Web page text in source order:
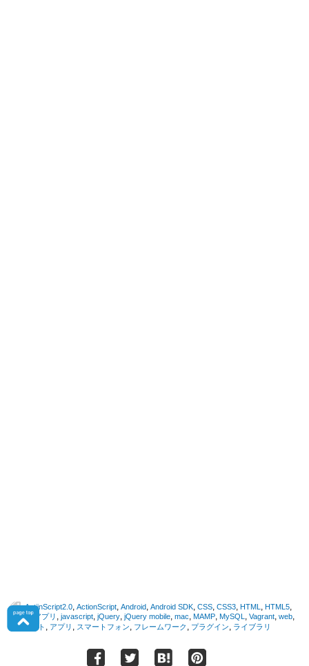
ActiinScript2.0, ActionScript, Android, Android SDK, CSS, CSS3, HTML , HTML5,
iPhone アプリ , javascript, jQuery, jQuery mobile, mac, MAMP, MySQL , Vagrant, web,
webサイト , アプリ , スマートフォン, フレームワーク , プラグイン, ライブラリ